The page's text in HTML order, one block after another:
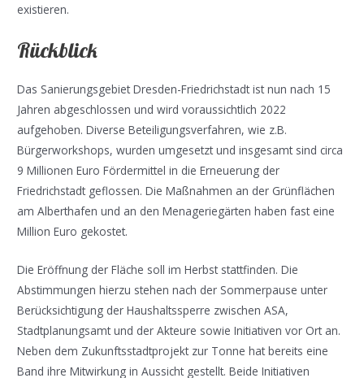
existieren.
Rückblick
Das Sanierungsgebiet Dresden-Friedrichstadt ist nun nach 15
Jahren abgeschlossen und wird voraussichtlich 2022
aufgehoben. Diverse Beteiligungsverfahren, wie z.B.
Bürgerworkshops, wurden umgesetzt und insgesamt sind circa
9 Millionen Euro Fördermittel in die Erneuerung der
Friedrichstadt geflossen. Die Maßnahmen an der Grünflächen
am Alberthafen und an den Menageriegärten haben fast eine
Million Euro gekostet.
Die Eröffnung der Fläche soll im Herbst stattfinden. Die
Abstimmungen hierzu stehen nach der Sommerpause unter
Berücksichtigung der Haushaltssperre zwischen ASA,
Stadtplanungsamt und der Akteure sowie Initiativen vor Ort an.
Neben dem Zukunftsstadtprojekt zur Tonne hat bereits eine
Band ihre Mitwirkung in Aussicht gestellt. Beide Initiativen